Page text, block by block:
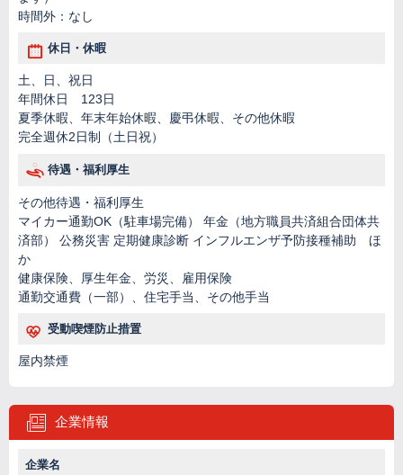
時間外：なし
休日・休暇
土、日、祝日
年間休日 123日
夏季休暇、年末年始休暇、慶弔休暇、その他休暇
完全週休2日制（土日祝）
待遇・福利厚生
その他待遇・福利厚生
マイカー通勤OK（駐車場完備） 年金（地方職員共済組合団体共
済部） 公務災害 定期健康診断 インフルエンザ予防接種補助 ほ
か
健康保険、厚生年金、労災、雇用保険
通勤交通費（一部）、住宅手当、その他手当
受動喫煙防止措置
屋内禁煙
企業情報
企業名